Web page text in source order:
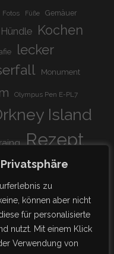
zu
können aber nicht
für personalisierte
nutzt. Mit einem Klick
Verwendung von
Fotos Füße Gemäuer
Hündle Kochen
lecker
Monument
Olympus Pen E-PL7
Island
Rezept
Scotland
woooohoooo!!!!
♥